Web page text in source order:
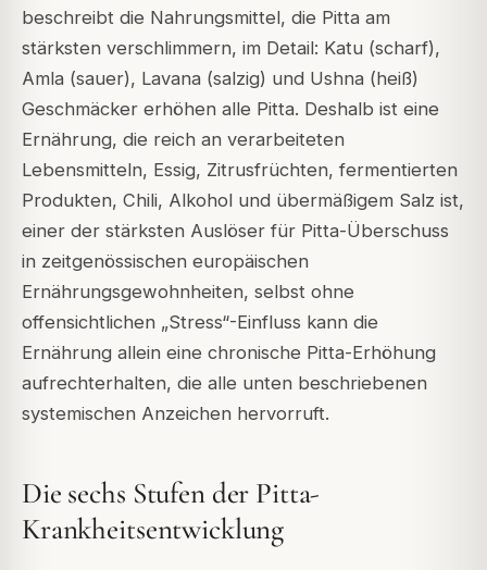
beschreibt die Nahrungsmittel, die Pitta am
stärksten verschlimmern, im Detail: Katu (scharf),
Amla (sauer), Lavana (salzig) und Ushna (heiß)
Geschmäcker erhöhen alle Pitta. Deshalb ist eine
Ernährung, die reich an verarbeiteten
Lebensmitteln, Essig, Zitrusfrüchten, fermentierten
Produkten, Chili, Alkohol und übermäßigem Salz ist,
einer der stärksten Auslöser für Pitta-Überschuss
in zeitgenössischen europäischen
Ernährungsgewohnheiten, selbst ohne
offensichtlichen „Stress“-Einfluss kann die
Ernährung allein eine chronische Pitta-Erhöhung
aufrechterhalten, die alle unten beschriebenen
systemischen Anzeichen hervorruft.
Die sechs Stufen der Pitta-
Krankheitsentwicklung